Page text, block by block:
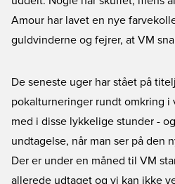
Amour har lavet en nye
guldvinderne og fejrer, at VM
De seneste uger har stået på
pokalturneringer rundt omkring
med i disse lykkelige stunder -
undtagelse, når man ser på den
Der er under en måned til VM
allerede udtaget og vi kan ikke